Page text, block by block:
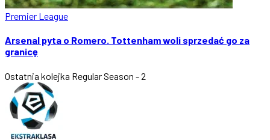
Premier League
Arsenal pyta o Romero. Tottenham woli sprzedać go za
granicę
Ostatnia kolejka Regular Season - 2